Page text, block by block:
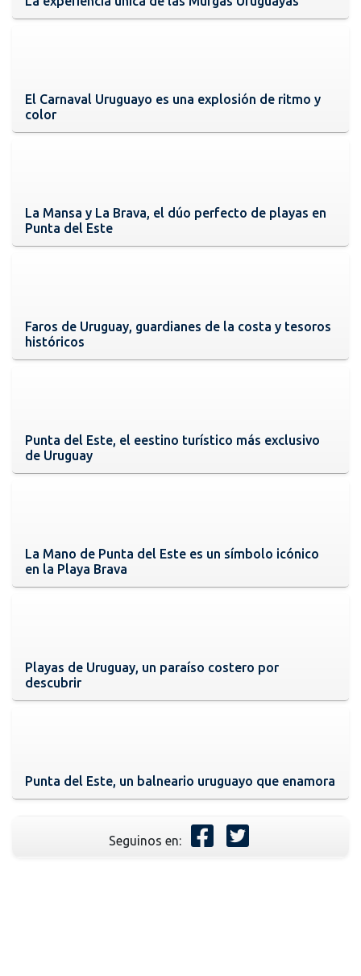
El Carnaval Uruguayo es una explosión de ritmo y
color
La Mansa y La Brava, el dúo perfecto de playas en
Punta del Este
Faros de Uruguay, guardianes de la costa y tesoros
históricos
Punta del Este, el eestino turístico más exclusivo
de Uruguay
La Mano de Punta del Este es un símbolo icónico
en la Playa Brava
Playas de Uruguay, un paraíso costero por
descubrir
Punta del Este, un balneario uruguayo que enamora
Seguinos en: